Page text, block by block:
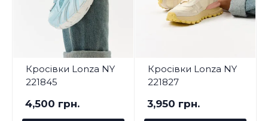
Кросівки Lonza NY
221845
4,500 грн.
Кросівки Lonza NY
221827
3,950 грн.